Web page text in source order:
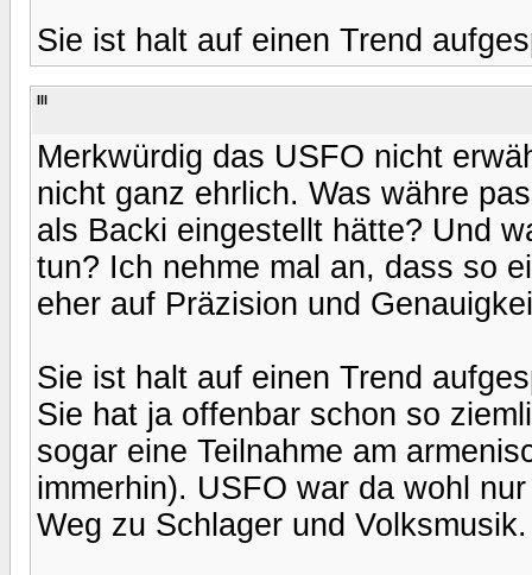
Sie ist halt auf einen Trend
Ill
Merkwürdig das USFO nicht
nicht ganz ehrlich. Was währe
als Backi eingestellt hätte? Und
tun? Ich nehme mal an, dass so
eher auf Präzision und
Sie ist halt auf einen Trend
Sie hat ja offenbar schon so
sogar eine Teilnahme am
immerhin). USFO war da wohl
Weg zu Schlager und Volksmusik.